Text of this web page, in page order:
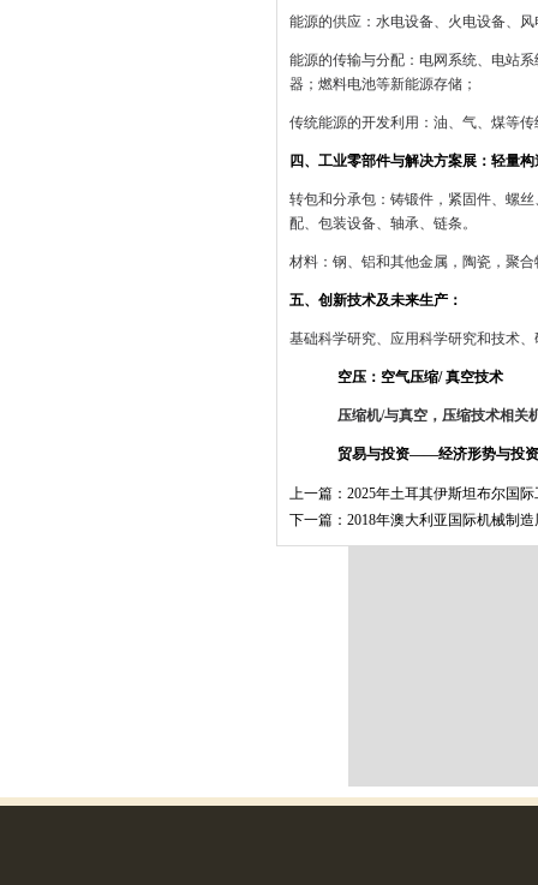
能源的供应：水电设备、火电设备、
能源的传输与分配：电网系统、电站
器；燃料电池等新能源存储；
传统能源的开发利用：油、气、煤等
四 、 工业零部件与解决方案展：轻量
转包和分承包：铸锻件，紧固件、螺
配、包装设备、轴承、链条。
材料：钢、铝和其他金属，陶瓷，聚
五、创新技术及未来生产：
基础科学研究、应用科学研究和技术
空压：空气压缩/真空技术
压缩机/与真空，压缩技术相关
贸易与投资——经济形势与投
上一篇： 2025年土耳其伊斯坦布尔国
下一篇： 2018年澳大利亚国际机械制造